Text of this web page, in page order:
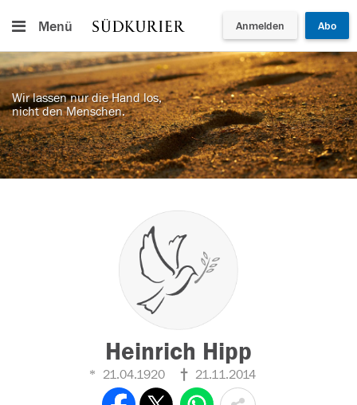
Menü Anmelden Abo
Wir lassen nur die Hand los,
nicht den Menschen.
Heinrich Hipp
21.04.1920 21.11.2014